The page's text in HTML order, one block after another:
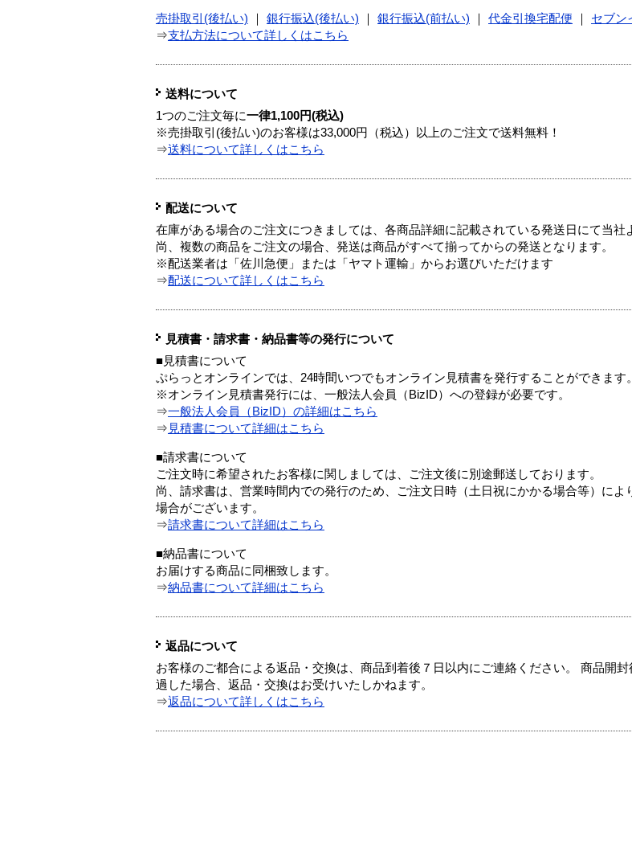
売掛取引(後払い) 銀行振込(後払い) 銀行振込(前払い) 代金引換宅配便
セブン
⇒支払方法について詳しくはこちら
送料について
1つのご注文毎に一律1,100円(税込)
※売掛取引(後払い)のお客様は33,000円（税込）以上のご注文で送料無料！
⇒送料について詳しくはこちら
配送について
在庫がある場合のご注文につきましては、各商品詳細に記載されている発送日にて当社
尚、複数の商品をご注文の場合、発送は商品がすべて揃ってからの発送となります。
※配送業者は「佐川急便」または「ヤマト運輸」からお選びいただけます
⇒配送について詳しくはこちら
見積書・請求書・納品書等の発行について
■見積書について
ぷらっとオンラインでは、24時間いつでもオンライン見積書を発行することができます。
※オンライン見積書発行には、一般法人会員（BizID）への登録が必要です。
⇒一般法人会員（BizID）の詳細はこちら
⇒ 見積書について詳細はこちら
■請求書について
ご注文時に希望されたお客様に関しましては、ご注文後に別途郵送しております。
尚、請求書は、営業時間内での発行のため、ご注文日時（土日祝にかかる場合等）によ
場合がございます。
⇒請求書について詳細はこちら
■納品書について
お届けする商品に同梱致します。
⇒納品書について詳細はこちら
返品について
お客様のご都合による返品・交換は、商品到着後７日以内にご連絡ください。 商品開
過した場合、返品・交換はお受けいたしかねます。
⇒返品について詳しくはこちら